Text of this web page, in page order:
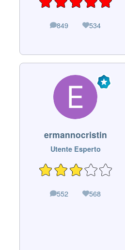
849
messaggi534
Reputazione
ermannocristin
Utente Esperto
552
messaggi568
Reputazione